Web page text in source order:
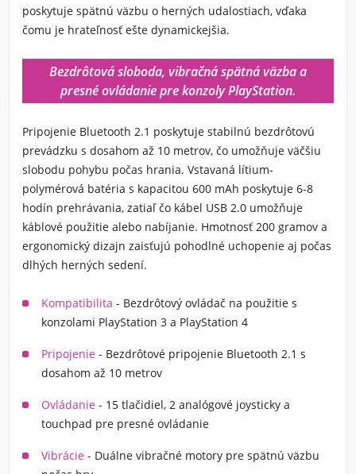
poskytuje spätnú väzbu o herných udalostiach, vďaka
čomu je hrateľnosť ešte dynamickejšia.
Bezdrôtová sloboda, vibračná spätná väzba a
presné ovládanie pre konzoly PlayStation.
Pripojenie Bluetooth 2.1 poskytuje stabilnú bezdrôtovú
prevádzku s dosahom až 10 metrov, čo umožňuje väčšiu
slobodu pohybu počas hrania. Vstavaná lítium-
polymérová batéria s kapacitou 600 mAh poskytuje 6-8
hodín prehrávania, zatiaľ čo kábel USB 2.0 umožňuje
káblové použitie alebo nabíjanie. Hmotnosť 200 gramov a
ergonomický dizajn zaisťujú pohodlné uchopenie aj počas
dlhých herných sedení.
Kompatibilita - Bezdrôtový ovládač na použitie s
konzolami PlayStation 3 a PlayStation 4
Pripojenie - Bezdrôtové pripojenie Bluetooth 2.1 s
dosahom až 10 metrov
Ovládanie - 15 tlačidiel, 2 analógové joysticky a
touchpad pre presné ovládanie
Vibrácie - Duálne vibračné motory pre spätnú väzbu